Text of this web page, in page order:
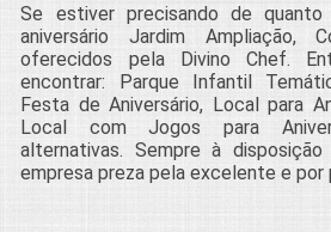
Se estiver precisando de
aniversário Jardim Ampliação,
oferecidos pela Divino Chef.
encontrar: Parque Infantil
Festa de Aniversário, Local para
Local com Jogos para
alternativas. Sempre à
empresa preza pela excelente e por